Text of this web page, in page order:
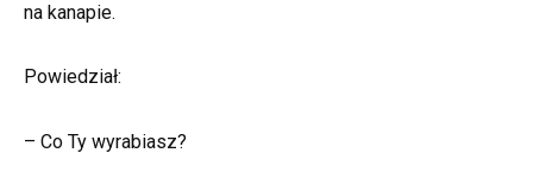
na kanapie.
Powiedział:
– Co Ty wyrabiasz?